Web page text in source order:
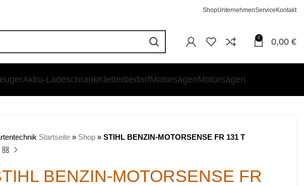
ShopUnternehmenService Kontakt
0 0,00 €
Akku-LadeschrankKletterbedarfMotorsägenMotorsägen
Startseite » Shop » STIHL BENZIN-MOTORSENSE FR 131 T
BENZIN-MOTORSENSE FR